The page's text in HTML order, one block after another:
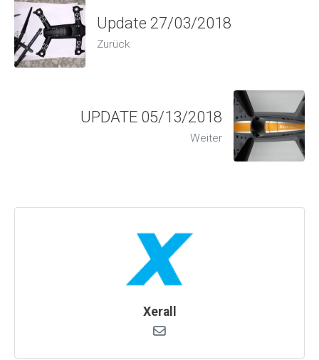
Update 27/03/2018
Zurück
UPDATE 05/13/2018
Weiter
Xerall